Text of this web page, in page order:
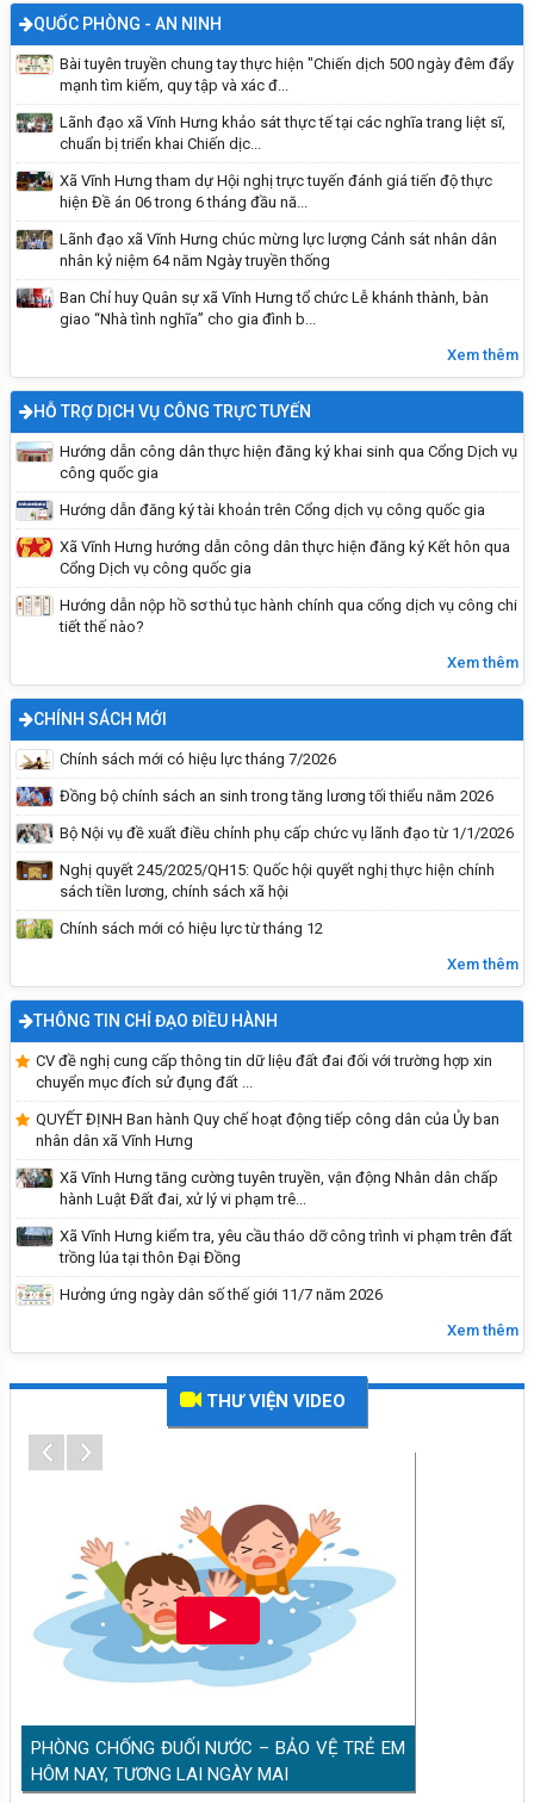
QUỐC PHÒNG - AN NINH
Bài tuyên truyền chung tay thực hiện "Chiến dịch 500 ngày đêm đẩy
mạnh tìm kiếm, quy tập và xác đ...
Lãnh đạo xã Vĩnh Hưng khảo sát thực tế tại các nghĩa trang liệt sĩ,
chuẩn bị triển khai Chiến dịc...
Xã Vĩnh Hưng tham dự Hội nghị trực tuyến đánh giá tiến độ thực
hiện Đề án 06 trong 6 tháng đầu nă...
Lãnh đạo xã Vĩnh Hưng chúc mừng lực lượng Cảnh sát nhân dân
nhân kỷ niệm 64 năm Ngày truyền thống
Ban Chỉ huy Quân sự xã Vĩnh Hưng tổ chức Lễ khánh thành, bàn
giao “Nhà tình nghĩa” cho gia đình b...
Xem thêm
HỖ TRỢ DỊCH VỤ CÔNG TRỰC TUYẾN
Hướng dẫn công dân thực hiện đăng ký khai sinh qua Cổng Dịch vụ
công quốc gia
Hướng dẫn đăng ký tài khoản trên Cổng dịch vụ công quốc gia
Xã Vĩnh Hưng hướng dẫn công dân thực hiện đăng ký Kết hôn qua
Cổng Dịch vụ công quốc gia
Hướng dẫn nộp hồ sơ thủ tục hành chính qua cổng dịch vụ công chi
tiết thế nào?
Xem thêm
CHÍNH SÁCH MỚI
Chính sách mới có hiệu lực tháng 7/2026
Đồng bộ chính sách an sinh trong tăng lương tối thiểu năm 2026
Bộ Nội vụ đề xuất điều chỉnh phụ cấp chức vụ lãnh đạo từ 1/1/2026
Nghị quyết 245/2025/QH15: Quốc hội quyết nghị thực hiện chính
sách tiền lương, chính sách xã hội
Chính sách mới có hiệu lực từ tháng 12
Xem thêm
THÔNG TIN CHỈ ĐẠO ĐIỀU HÀNH
CV đề nghị cung cấp thông tin dữ liệu đất đai đối với trường hợp xin
chuyển mục đích sử đụng đất ...
QUYẾT ĐỊNH Ban hành Quy chế hoạt động tiếp công dân của Ủy ban
nhân dân xã Vĩnh Hưng
Xã Vĩnh Hưng tăng cường tuyên truyền, vận động Nhân dân chấp
hành Luật Đất đai, xử lý vi phạm trê...
Xã Vĩnh Hưng kiểm tra, yêu cầu tháo dỡ công trình vi phạm trên đất
trồng lúa tại thôn Đại Đồng
Hưởng ứng ngày dân số thế giới 11/7 năm 2026
Xem thêm
THƯ VIỆN VIDEO
Kỹ năng sống: Đi một mình an toàn
mèo
Vĩnh Hưng đẩy mạnh tuyên truyền, trang bị kỹ
năng phòng, chống đuối nước cho trẻ em năm
2026
Hướng dẫn tích hợp thẻ BHYT
PHÒNG CHỐNG ĐUỐI NƯỚC – BẢO VỆ TRẺ EM
HÔM NAY, TƯƠNG LAI NGÀY MAI